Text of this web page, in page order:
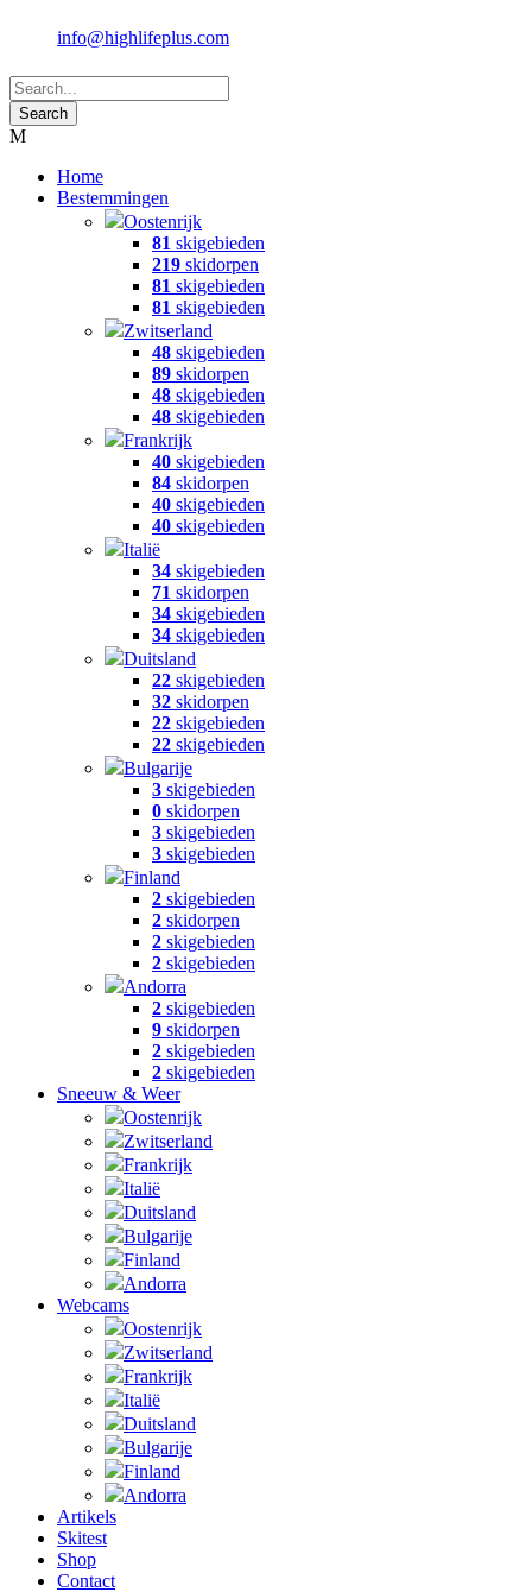
info@highlifeplus.com
Home
Bestemmingen
Oostenrijk
81 skigebieden
219 skidorpen
81 skigebieden
81 skigebieden
Zwitserland
48 skigebieden
89 skidorpen
48 skigebieden
48 skigebieden
Frankrijk
40 skigebieden
84 skidorpen
40 skigebieden
40 skigebieden
Italië
34 skigebieden
71 skidorpen
34 skigebieden
34 skigebieden
Duitsland
22 skigebieden
32 skidorpen
22 skigebieden
22 skigebieden
Bulgarije
3 skigebieden
0 skidorpen
3 skigebieden
3 skigebieden
Finland
2 skigebieden
2 skidorpen
2 skigebieden
2 skigebieden
Andorra
2 skigebieden
9 skidorpen
2 skigebieden
2 skigebieden
Sneeuw & Weer
Oostenrijk
Zwitserland
Frankrijk
Italië
Duitsland
Bulgarije
Finland
Andorra
Webcams
Oostenrijk
Zwitserland
Frankrijk
Italië
Duitsland
Bulgarije
Finland
Andorra
Artikels
Skitest
Shop
Contact